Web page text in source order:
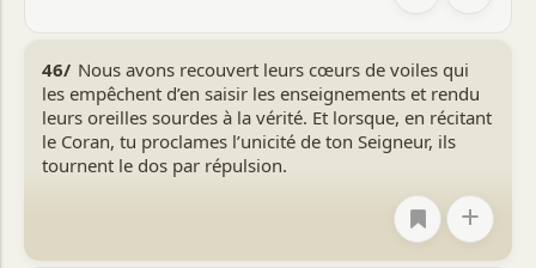
46/ Nous avons recouvert leurs cœurs de voiles qui
les empêchent d’en saisir les enseignements et rendu
leurs oreilles sourdes à la vérité. Et lorsque, en récitant
le Coran, tu proclames l’unicité de ton Seigneur, ils
tournent le dos par répulsion.
+